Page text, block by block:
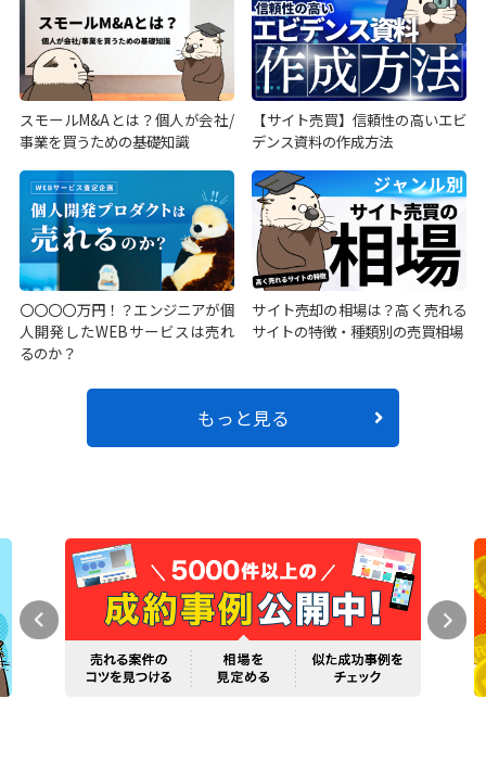
スモールM&Aとは？個人が会社/
事業を買うための基礎知識
【サイト売買】信頼性の高いエビ
デンス資料の作成方法
〇〇〇〇万円！？エンジニアが個
人開発したWEBサービスは売れ
るのか？
サイト売却の相場は？高く売れる
サイトの特徴・種類別の売買相場
もっと見る